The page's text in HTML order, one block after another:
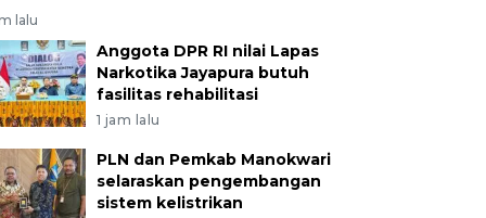
lalu
Anggota DPR RI nilai Lapas
Narkotika Jayapura butuh
fasilitas rehabilitasi
1 jam lalu
PLN dan Pemkab Manokwari
selaraskan pengembangan
sistem kelistrikan